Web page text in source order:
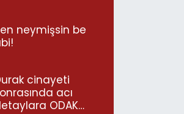
neymişsin be
cinayeti
acı
ODAK